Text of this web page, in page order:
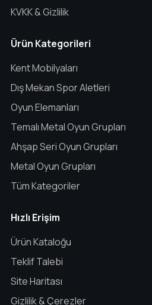
KVKK & Gizlilik
Ürün Kategorileri
Kent Mobilyaları
Dış Mekan Spor Aletleri
Oyun Elemanları
Temalı Metal Oyun Grupları
Ahşap Seri Oyun Grupları
Metal Oyun Grupları
Tüm Kategoriler
Hızlı Erişim
Ürün Kataloğu
Teklif Talebi
Site Haritası
Gizlilik & Çerezler